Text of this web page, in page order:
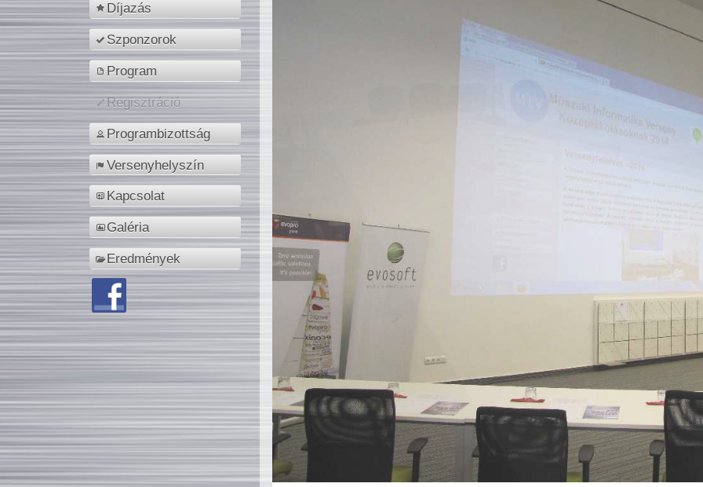
Díjazás
Szponzorok
Program
Regisztráció
Programbizottság
Versenyhelyszín
Kapcsolat
Galéria
Eredmények